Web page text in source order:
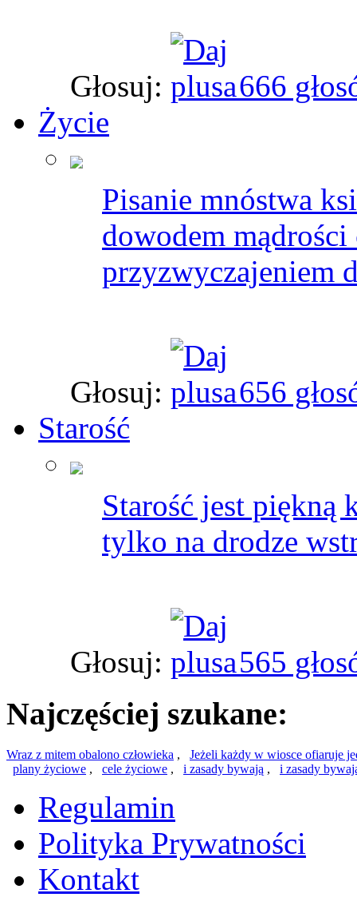
Głosuj:
666
Życie
Pisanie mnóstwa
dowodem
przyzwyczajeniem
Głosuj:
656
Starość
Starość jest piękną
tylko na drodze
Głosuj: 565
Najczęściej szukane:
Wraz z mitem obalono człowieka , Jeżeli każdy w wiosce ofiaruje
plany życiowe , cele życiowe , i zasady bywają , i zasady
Regulamin
Polityka Prywatności
Kontakt